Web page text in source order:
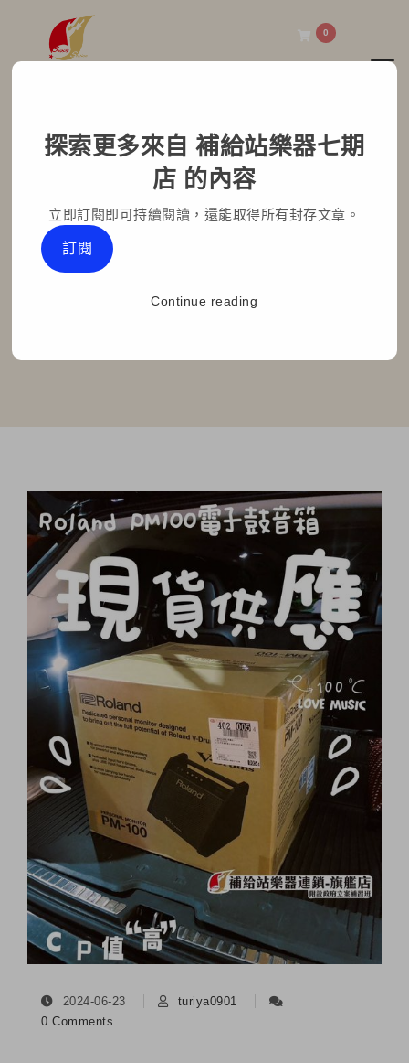
0
Roland電子鼓音箱
PM100有現貨不用等
Home
2024-06-23
turiya0901
0 Comments
探索更多來自 補給站樂器七期
店 的內容
立即訂閱即可持續閱讀，還能取得所有封存文章。
訂閱
Continue reading